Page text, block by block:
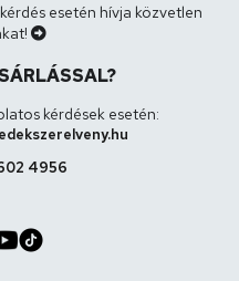
esetén hívja közvetlen
kérdések esetén:
4956